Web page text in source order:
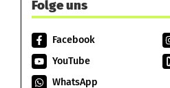
Folge uns
Facebook
YouTube
WhatsApp